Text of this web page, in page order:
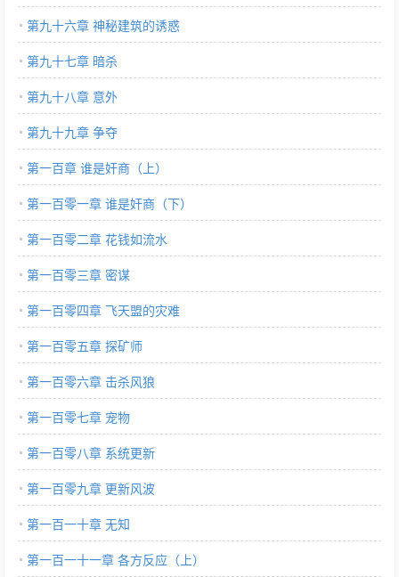
第九十六章 神秘建筑的诱惑
第九十七章 暗杀
第九十八章 意外
第九十九章 争夺
第一百章 谁是奸商（上）
第一百零一章 谁是奸商（下）
第一百零二章 花钱如流水
第一百零三章 密谋
第一百零四章 飞天盟的灾难
第一百零五章 探矿师
第一百零六章 击杀风狼
第一百零七章 宠物
第一百零八章 系统更新
第一百零九章 更新风波
第一百一十章 无知
第一百一十一章 各方反应（上）